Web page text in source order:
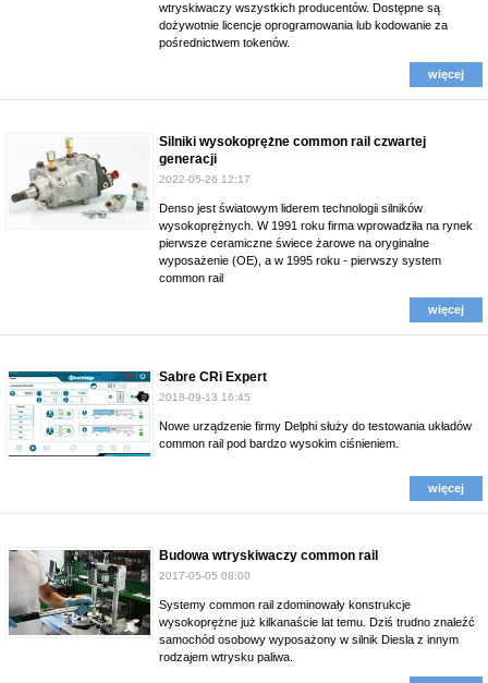
wtryskiwaczy wszystkich producentów. Dostępne są
dożywotnie licencje oprogramowania lub kodowanie za
pośrednictwem tokenów.
więcej
Silniki wysokoprężne common rail czwartej
generacji
2022-05-26 12:17
Denso jest światowym liderem technologii silników
wysokoprężnych. W 1991 roku firma wprowadziła na rynek
pierwsze ceramiczne świece żarowe na oryginalne
wyposażenie (OE), a w 1995 roku - pierwszy system
common rail
więcej
Sabre CRi Expert
2018-09-13 16:45
Nowe urządzenie firmy Delphi służy do testowania układów
common rail pod bardzo wysokim ciśnieniem.
więcej
Budowa wtryskiwaczy common rail
2017-05-05 08:00
Systemy common rail zdominowały konstrukcje
wysokoprężne już kilkanaście lat temu. Dziś trudno znaleźć
samochód osobowy wyposażony w silnik Diesla z innym
rodzajem wtrysku paliwa.